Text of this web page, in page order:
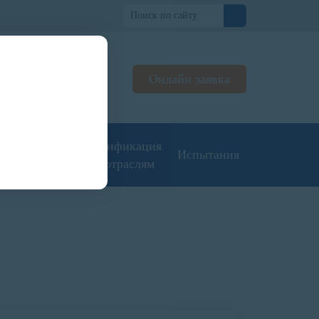
Онлайн заявка
Сертификация
по отраслям
Испытания